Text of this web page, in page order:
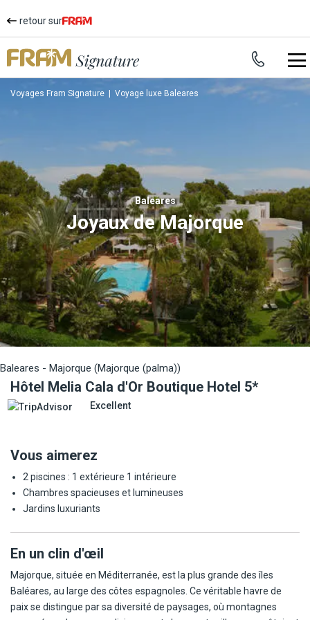
retour sur
Voyages Fram Signature Voyage luxe Baleares
Baleares
Joyaux de Majorque
Baleares - Majorque (Majorque (palma))
Hôtel Melia Cala d'Or Boutique Hotel 5*
Excellent
Vous aimerez
2 piscines : 1 extérieure 1 intérieure
Chambres spacieuses et lumineuses
Jardins luxuriants
En un clin d'œil
Majorque, située en Méditerranée, est la plus grande des îles
Baléares, au large des côtes espagnoles. Ce véritable havre de
paix se distingue par sa diversité de paysages, où montagnes